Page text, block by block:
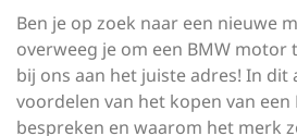
Ben je op zoek naar een nieuwe
overweeg je om een BMW motor
bij ons aan het juiste adres! In dit
voordelen van het kopen van
bespreken en waarom het merk